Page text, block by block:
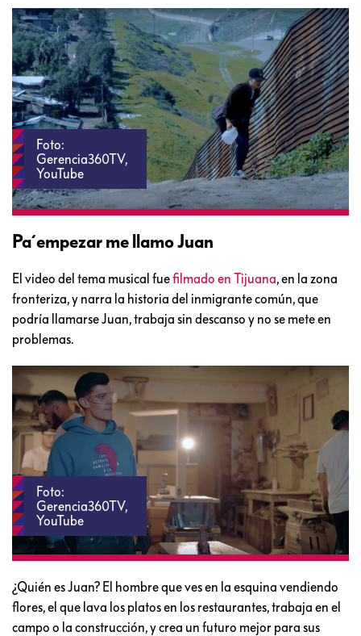
Foto:
Gerencia360TV,
YouTube
Pa´empezar me llamo Juan
El video del tema musical fuefilmado en Tijuana, en la zona
fronteriza, y narra la historia del inmigrante común, que
podría llamarse Juan, trabaja sin descanso y no se mete en
problemas.
Foto:
Gerencia360TV,
YouTube
¿Quién es Juan? El hombre que ves en la esquina vendiendo
flores, el que lava los platos en los restaurantes, trabaja en el
campo o la construcción, y crea un futuro mejor para sus